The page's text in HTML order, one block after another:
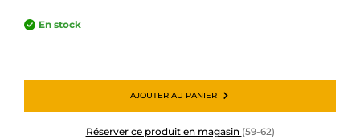
En stock
AJOUTER AU PANIER
Réserver ce produit en magasin (59-62)